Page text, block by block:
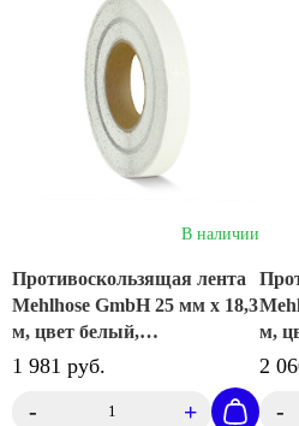
Отсрочка
Доставка
В наличии
Противоскользящая лента
Mehlhose GmbH 25 мм х 18,3
м, цвет белый,
MATR025183
1 981 руб.
- +
м,
2
-